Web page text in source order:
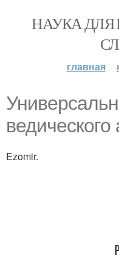
НАУКА
главная
ведического
Ezomir.